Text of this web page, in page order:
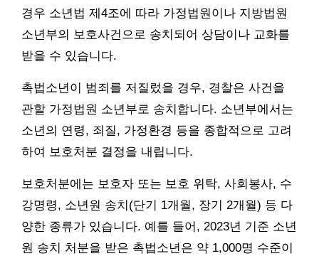
경우 소년법 제4조에 따라 가정법원이나 지방법원
소년부의 보호사건으로 송치되어 상담이나 교화를
받을 수 있습니다.
촉법소년이 범죄를 저질렀을 경우, 경찰은 사건을
관할 가정법원 소년부로 송치합니다. 소년부에서는
소년의 연령, 죄질, 가정환경 등을 종합적으로 고려
하여 보호처분 결정을 내립니다.
보호처분에는 보호자 또는 보호 위탁, 사회봉사, 수
강명령, 소년원 송치(단기 1개월, 장기 2개월) 등 다
양한 종류가 있습니다. 예를 들어, 2023년 기준 소년
원 송치 처분을 받은 촉법소년은 약 1,000명 수준이